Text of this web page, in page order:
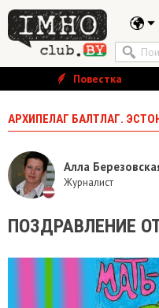
Повестка
АРХИПЕЛАГ БАЛТЛАГ.
Алла
Журналист
ПОЗДРАВЛЕНИЕ